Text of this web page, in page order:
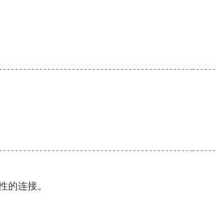
的连接。